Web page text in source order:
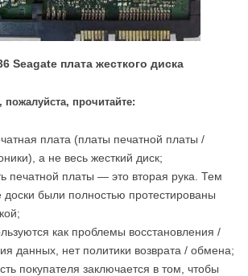
Seagate плата жесткого диска
прочитайте:
плата (платы печатной платы /
а не весь жесткий диск;
печатной платы — это вторая рука. Тем
доски были полностью протестированы
как проблемы восстановления /
данных, нет политики возврата / обмена;
покупателя заключается в том, чтобы